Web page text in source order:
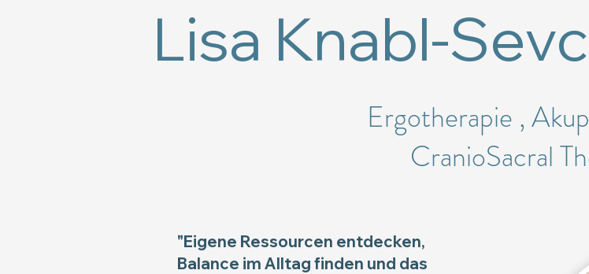
Lisa Knabl-
Ergotherapie ,
CranioSacral
"Eigene Ressourcen entdecken,
Balance im Alltag finden und das